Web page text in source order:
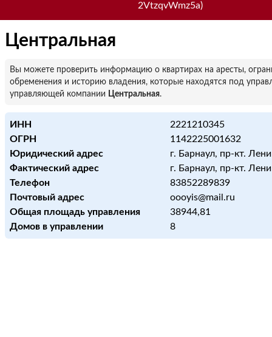
2VtzqvWmz5a)
Центральная
Вы можете проверить информацию о квартирах на аресты,
обременения и историю владения, которые находятся под
управляющей компании Центральная.
ИНН
2221210345
ОГРН
1142225001632
Юридический адрес
г. Барнаул, пр-кт.
Фактический адрес
г. Барнаул, пр-кт.
Телефон
83852289839
Почтовый адрес
oooyis@mail.ru
Общая площадь управления
38944,81
Домов в управлении
8